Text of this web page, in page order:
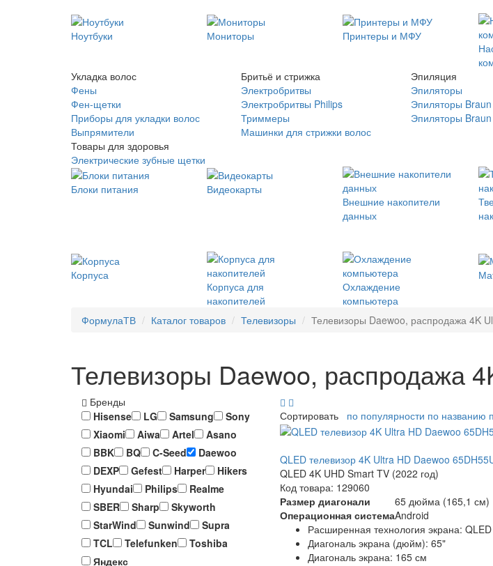
Ноутбуки Мониторы
Принтеры и МФУ
Укладка волос
Фены
Фен-щетки
Приборы для укладки волос
Выпрямители
Товары для здоровья
Электрические зубные щетки
Бритьё и стрижка
Электробритвы
Электробритвы Philips
Триммеры
Машинки для стрижки волос
Эпиляция
Эпиляторы
Эпиляторы Braun
Эпиляторы
Блоки питания
Видеокарты
Внешние накопители
данных
Корпуса
Корпуса для
накопителей
Охлаждение
компьютера
ФормулаТВ Каталог товаров Телевизоры Телевизоры Daewoo, распродажа 4K
Телевизоры Daewoo, распродажа
Бренды
Hisense
LG Samsung
Sony
Xiaomi
Aiwa Artel
Asano
BBK
BQ C-Seed
Daewoo
DEXP
Gefest Harper
Hikers
Hyundai
Philips
Realme
SBER
Sharp
Skyworth
StarWind
Sunwind
Supra
TCL
Telefunken
Toshiba
Яндекс
Сортировать по популярности по названию
QLED телевизор 4K Ultra HD Daewoo
QLED 4K UHD Smart TV (2022 год)
Код товара: 129060
Размер диагонали
65 дюйма (165,1 см)
Операционная системаAndroid
Расширенная технология экрана: QLED
Диагональ экрана (дюйм): 65"
Диагональ экрана: 165 см